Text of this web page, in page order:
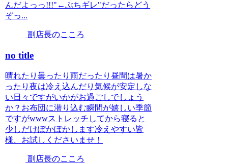
んだよっっ!!!"←ぶちギレ"だったらどう
ぞっ...
副店長のこころ
no title
晴れたり曇ったり雨だったり昼間は暑か
ったり夜は冷え込んだり気候が安定しな
い日々ですがいかがお過ごしでしょう
か？お布団に潜り込む瞬間が嬉しい季節
ですがwwwストレッチしてから寝ると
少しだけぽかぽかします冷えやすい皆
様、お試しくださいませ！
副店長のこころ